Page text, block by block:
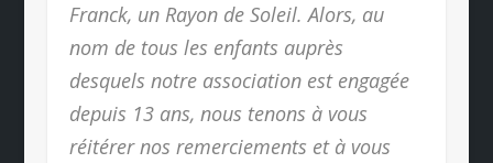
Franck, un Rayon de Soleil. Alors, au
nom de tous les enfants auprès
desquels notre association est engagée
depuis 13 ans, nous tenons à vous
réitérer nos remerciements et à vous